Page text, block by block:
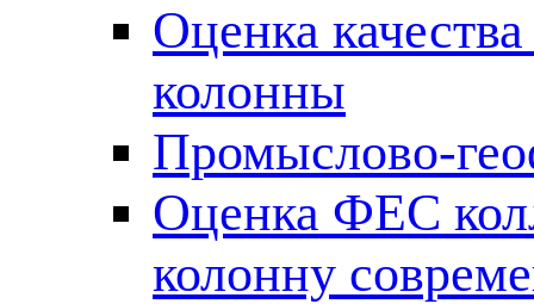
Оценка
колонны
Промыслово-
Оценка ФЕС
колонну